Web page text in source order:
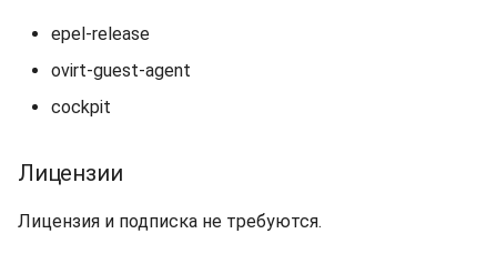
epel-release
ovirt-guest-agent
cockpit
Лицензии
Лицензия и подписка не требуются.